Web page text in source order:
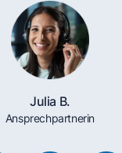
Julia B.
Ansprechpartnerin